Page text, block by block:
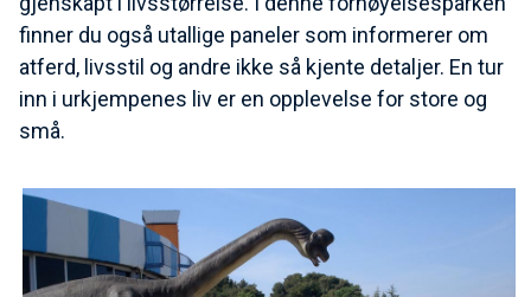
finner du også utallige paneler som informerer om
atferd, livsstil og andre ikke så kjente detaljer. En tur
inn i urkjempenes liv er en opplevelse for store og
små.